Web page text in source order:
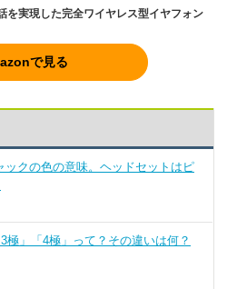
を実現した完全ワイヤレス型イヤフォン
で見る
ックの色の意味。ヘッドセットはピ
極」「4極」って？その違いは何？